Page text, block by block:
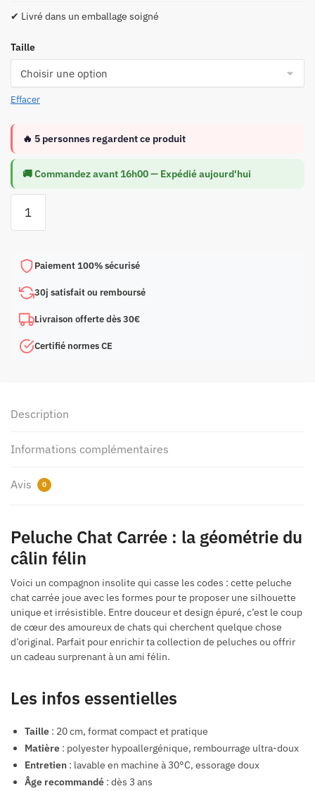
✔ Livré dans un emballage soigné
Taille
Effacer
🔥 5 personnes regardent ce produit
🚚 Commandez avant 16h00— Expédié aujourd'hui
carréePaiement 100% sécurisé
30j satisfait ou remboursé
Livraison offerte dès 30€
Certifié normes CE
Description
Informations complémentaires
Avis 0
Peluche Chat Carrée : la géométrie du
câlin félin
Voici un compagnon insolite qui casse les codes : cette peluche
chat carrée joue avec les formes pour te proposer une silhouette
unique et irrésistible. Entre douceur et design épuré, c’est le coup
de cœur des amoureux de chats qui cherchent quelque chose
d’original. Parfait pour enrichir ta collection de peluches ou offrir
un cadeau surprenant à un ami félin.
Les infos essentielles
Taille : 20 cm, format compact et pratique
Matière : polyester hypoallergénique, rembourrage ultra-doux
Entretien : lavable en machine à 30°C, essorage doux
Âge recommandé : dès 3 ans